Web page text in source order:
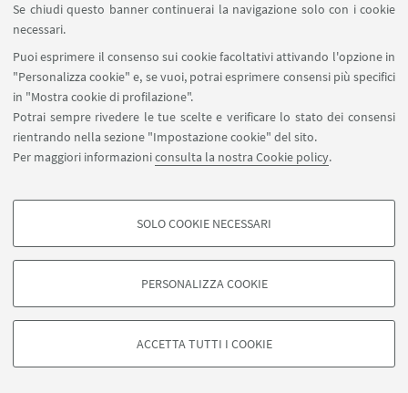
Se chiudi questo banner continuerai la navigazione solo con i cookie
necessari.
Puoi esprimere il consenso sui cookie facoltativi attivando l'opzione in
"Personalizza cookie" e, se vuoi, potrai esprimere consensi più specifici
in "Mostra cookie di profilazione".
Potrai sempre rivedere le tue scelte e verificare lo stato dei consensi
rientrando nella sezione "Impostazione cookie" del sito.
Per maggiori informazioniconsulta la nostra Cookie policy.
COOKIE DI PROFILAZIONE - FACOLTATIVI
degli utenti, creare profili in base al loro comportamento sul sito, per analisi
di marketing.
Google/Youtube Video
SOLO COOKIE NECESSARI
PERSONALIZZA COOKIE
ACCETTA TUTTI I COOKIE
Seguici su:
©Copyright 2026 - ALMA MATER STUDIORUM - Università di
Privacy- Note legali-Impostazioni Cookie